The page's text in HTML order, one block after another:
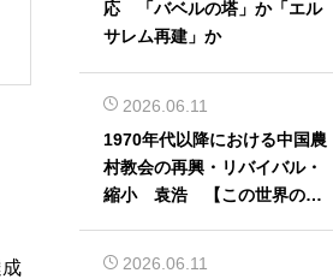
応 「バベルの塔」か「エル
サレム再建」か
2026.06.11
1970年代以降における中国農
村教会の再興・リバイバル・
縮小 袁浩 【この世界の片
2026.06.11